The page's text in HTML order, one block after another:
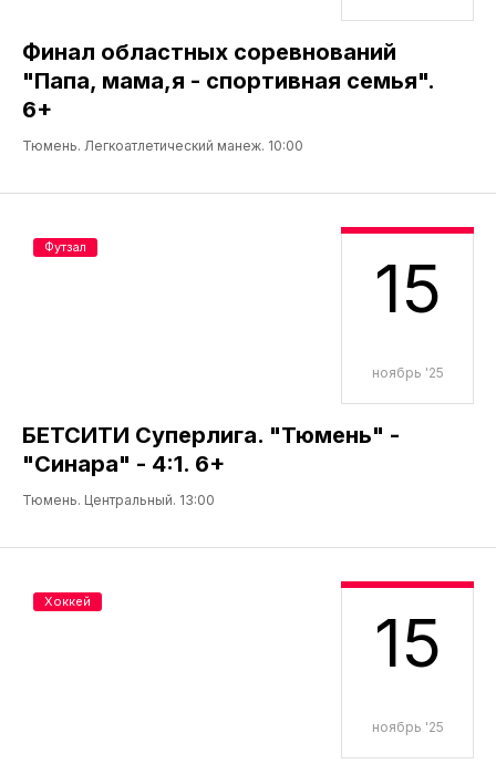
Финал областных соревнований
"Папа, мама,я - спортивная семья".
6+
Тюмень. Легкоатлетический манеж. 10:00
15
ноябрь '25
БЕТСИТИ Суперлига. "Тюмень" -
"Синара" - 4:1. 6+
Тюмень. Центральный. 13:00
Футзал
15
ноябрь '25
Хоккей